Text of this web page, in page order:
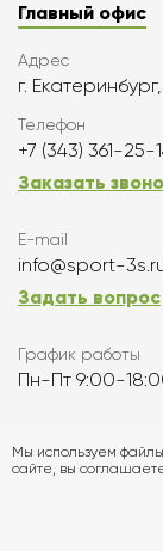
Главный офис
Адрес
г.
Телефон
+7 (343) 361-25-
Заказать
E-mail
info@sport-
Задать вопрос
График работы
Пн-Пт 9:00-
Мы используем
сайте, вы